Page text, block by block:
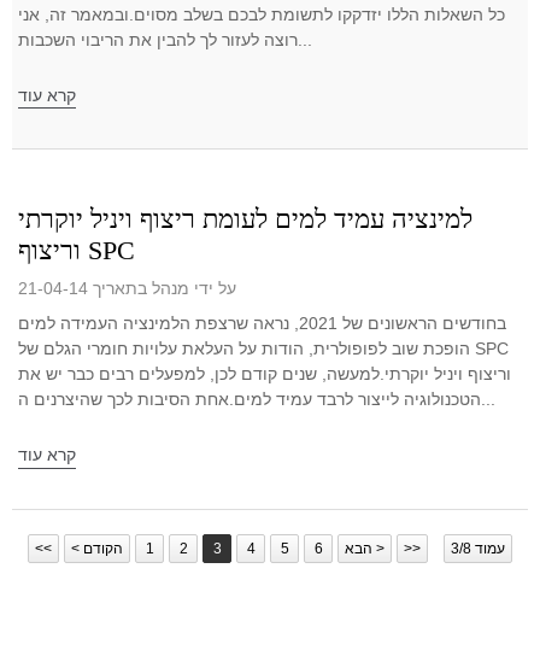
כל השאלות הללו יזדקקו לתשומת לבכם בשלב מסוים.ובמאמר זה, אני
קרא עוד
למינציה עמיד למים לעומת ריצוף ויניל יוקרתי
וריצוף SPC
על ידי מנהל בתאריך 21-04-14
בחודשים הראשונים של 2021, נראה שרצפת הלמינציה העמידה למים
הופכת שוב לפופולרית, הודות על העלאת עלויות חומרי הגלם של SPC
וריצוף ויניל יוקרתי.למעשה, שנים קודם לכן, למפעלים רבים כבר יש את
הטכנולוגיה לייצור לרבד עמיד למים.אחת הסיבות לכך שהיצרנים ה...
קרא עוד
<< < הקודם 1 2 3 4 5 6 הבא > >> עמוד 3/8